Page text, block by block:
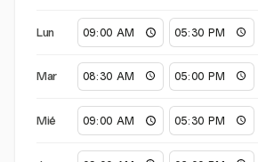
Lun
Mar
Mié